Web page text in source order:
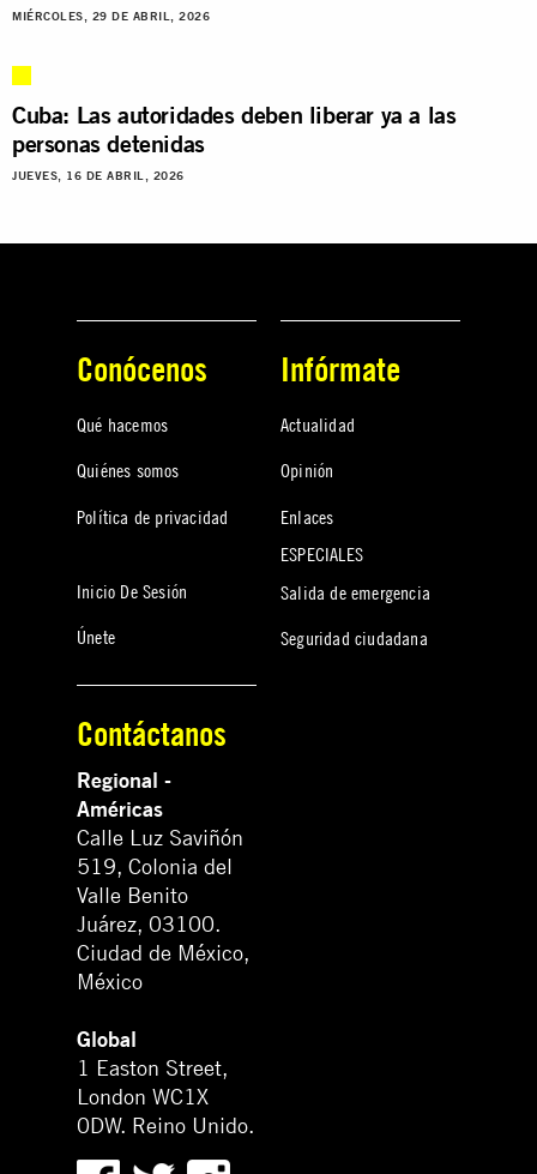
MIÉRCOLES, 29 DE ABRIL, 2026
Cuba: Las autoridades deben liberar ya a las
personas detenidas
JUEVES, 16 DE ABRIL, 2026
Conócenos
Qué hacemos
Quiénes somos
Política de privacidad
Inicio De Sesión
Únete
Infórmate
Actualidad
Opinión
Enlaces
ESPECIALES
Salida de emergencia
Seguridad ciudadana
Contáctanos
Regional -
Américas
Calle Luz Saviñón
519, Colonia del
Valle Benito
Juárez, 03100.
Ciudad de México,
México
Global
1 Easton Street,
London WC1X
0DW. Reino Unido.